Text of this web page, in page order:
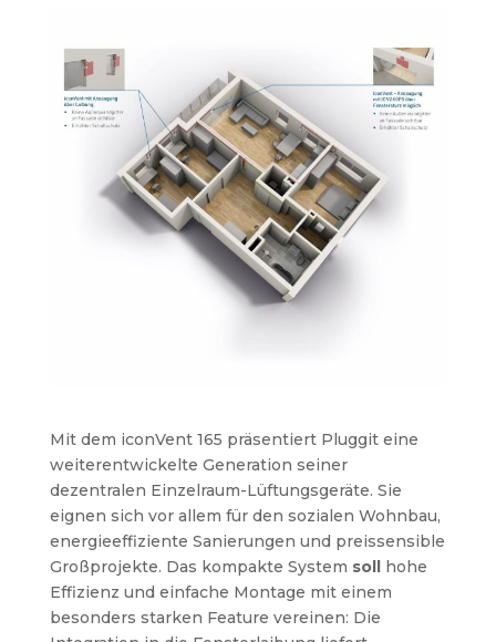
Mit dem iconVent 165 präsentiert Pluggit eine
weiterentwickelte Generation seiner
dezentralen Einzelraum-Lüftungsgeräte. Sie
eignen sich vor allem für den sozialen Wohnbau,
energieeffiziente Sanierungen und preissensible
Großprojekte. Das kompakte System sollhohe
Effizienz und einfache Montage mit einem
besonders starken Feature vereinen: Die